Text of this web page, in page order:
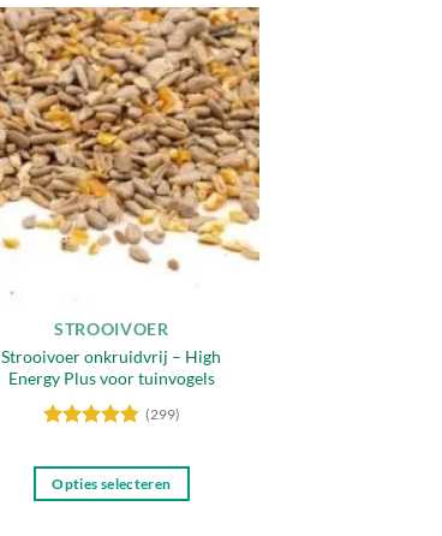
Toevoegen
aan
verlanglijst
STROOIVOER
Strooivoer onkruidvrij – High
Energy Plus voor tuinvogels
(299)
Opties selecteren